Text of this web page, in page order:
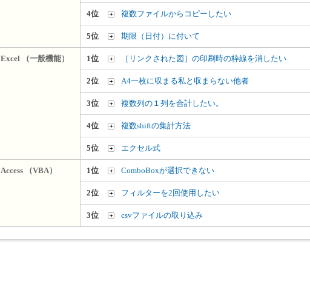
4位 複数ファイルからコピーしたい
5位 期限（日付）に付いて
Excel （一般機能） 1位 ［リンクされた図］の印刷時の枠線を消したい
2位 A4一枚に収まる私と収まらない他者
3位 複数列の１列を合計したい。
4位 複数shiftの集計方法
5位 エクセル式
Access （VBA） 1位 ComboBoxが選択できない
2位 フィルターを2回使用したい
3位 csvファイルの取り込み